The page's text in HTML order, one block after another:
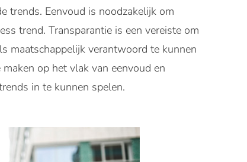
trends. Eenvoud is noodzakelijk om
trend. Transparantie is een vereiste om
maatschappelijk verantwoord te kunnen
op het vlak van eenvoud en
in te kunnen spelen.